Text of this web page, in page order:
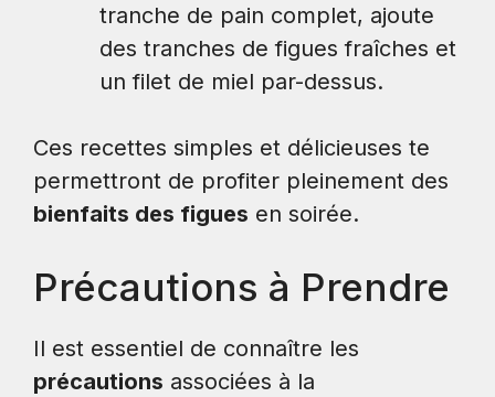
tranche de pain complet, ajoute
des tranches de figues fraîches et
un filet de miel par-dessus.
Ces recettes simples et délicieuses te
permettront de profiter pleinement des
bienfaits des figues en soirée.
Précautions à Prendre
Il est essentiel de connaître les
précautions associées à la